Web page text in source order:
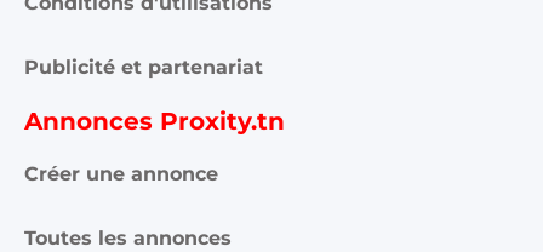
Publicité et partenariat
Annonces Proxity.tn
Créer une annonce
Toutes les annonces